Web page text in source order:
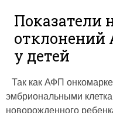
Показатели
отклонений
у детей
Так как АФП
эмбриональными
новорожденного